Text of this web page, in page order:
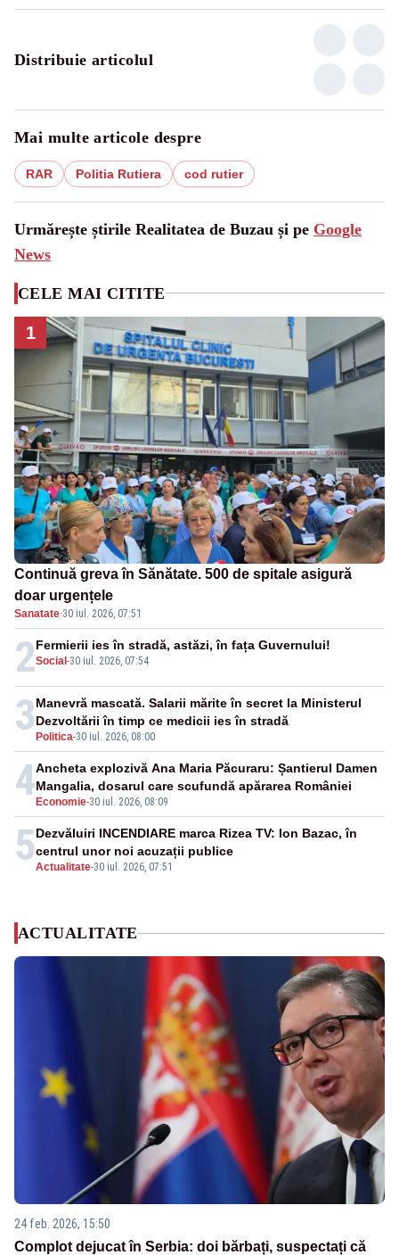
Distribuie articolul
Mai multe articole despre
RAR Politia Rutiera cod rutier
Urmărește știrile Realitatea de Buzau și pe Google
News
CELE MAI CITITE
1
Continuă greva în Sănătate. 500 de spitale asigură
doar urgențele
Sanatate·30 iul. 2026, 07:51
2Social -30 iul. 2026, 07:54
Fermierii ies în stradă, astăzi, în fața Guvernului!
3 Politica-30 iul. 2026, 08:00
Manevră mascată. Salarii mărite în secret la Ministerul
Dezvoltării în timp ce medicii ies în stradă
4 Economie-30 iul. 2026, 08:09
Ancheta explozivă Ana Maria Păcuraru: Șantierul Damen
Mangalia, dosarul care scufundă apărarea României
5Actualitate-30 iul. 2026, 07:51
Dezvăluiri INCENDIARE marca Rizea TV: Ion Bazac, în
centrul unor noi acuzații publice
ACTUALITATE
24 feb. 2026, 15:50
Complot dejucat în Serbia: doi bărbați, suspectați că